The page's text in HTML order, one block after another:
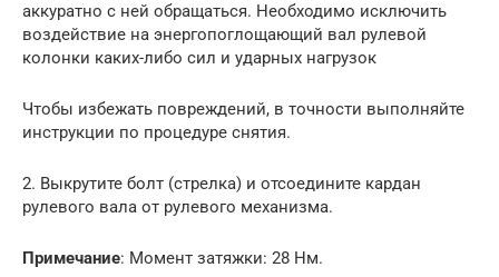
аккуратно с ней обращаться. Необходимо исключить
воздействие на энергопоглощающий вал рулевой
колонки каких-либо сил и ударных нагрузок
Чтобы избежать повреждений, в точности выполняйте
инструкции по процедуре снятия.
2. Выкрутите болт (стрелка) и отсоедините кардан
рулевого вала от рулевого механизма.
Примечание: Момент затяжки: 28 Нм.